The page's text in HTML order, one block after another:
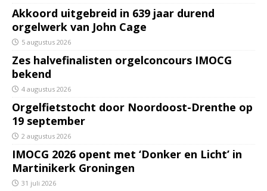
Akkoord uitgebreid in 639 jaar durend
orgelwerk van John Cage
5 augustus 2026
Zes halvefinalisten orgelconcours IMOCG
bekend
4 augustus 2026
Orgelfietstocht door Noordoost-Drenthe op
19 september
2 augustus 2026
IMOCG 2026 opent met ‘Donker en Licht’ in
Martinikerk Groningen
31 juli 2026